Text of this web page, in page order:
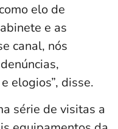
elo de
e as
canal, nós
elogios”, disse.
série de visitas a